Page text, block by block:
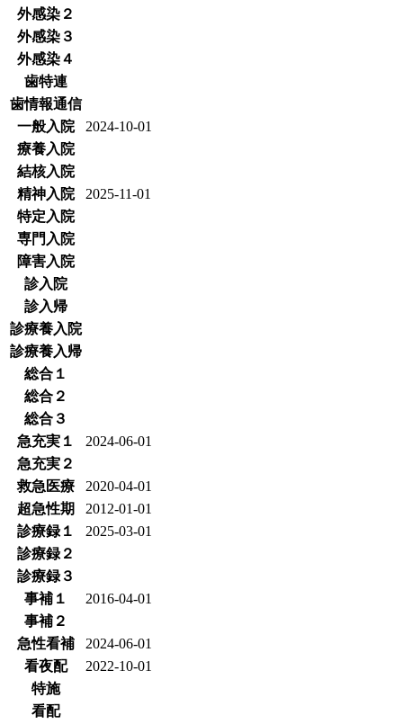
外感染２
外感染３
外感染４
歯特連
歯情報通信
一般入院
2024-10-01
療養入院
結核入院
精神入院
2025-11-01
特定入院
専門入院
障害入院
診入院
診入帰
診療養入院
診療養入帰
総合１
総合２
総合３
急充実１
2024-06-01
急充実２
救急医療
2020-04-01
超急性期
2012-01-01
診療録１
2025-03-01
診療録２
診療録３
事補１
2016-04-01
事補２
急性看補
2024-06-01
看夜配
2022-10-01
特施
看配